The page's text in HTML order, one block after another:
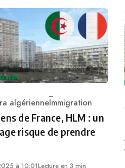
algérienneImmigration
de France, HLM : un
risque de prendre
à 10:01Lecture en 3 min